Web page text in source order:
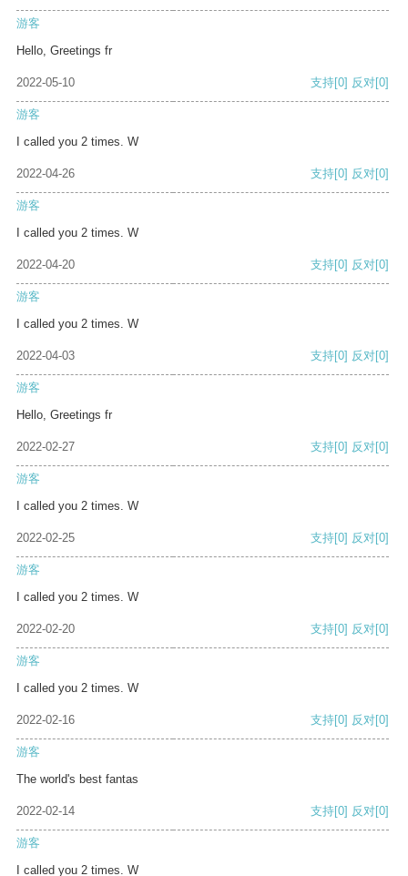
游客
Hello, Greetings fr
2022-05-10 支持[0] 反对[0]
游客
I called you 2 times. W
2022-04-26 支持[0] 反对[0]
游客
I called you 2 times. W
2022-04-20 支持[0] 反对[0]
游客
I called you 2 times. W
2022-04-03 支持[0] 反对[0]
游客
Hello, Greetings fr
2022-02-27 支持[0] 反对[0]
游客
I called you 2 times. W
2022-02-25 支持[0] 反对[0]
游客
I called you 2 times. W
2022-02-20 支持[0] 反对[0]
游客
I called you 2 times. W
2022-02-16 支持[0] 反对[0]
游客
The world's best fantas
2022-02-14 支持[0] 反对[0]
游客
I called you 2 times. W